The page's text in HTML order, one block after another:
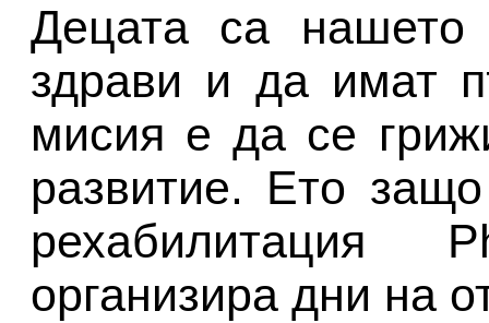
Децата са
здрави и да имат
мисия е да се
развитие. Ето
рехабилитация
организира дни на